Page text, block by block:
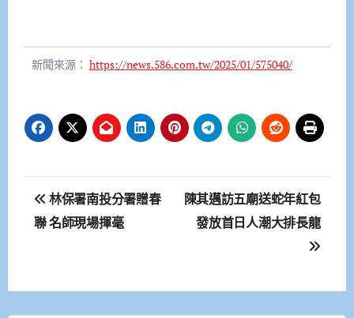
新聞來源： https://news.586.com.tw/2025/01/575040/
文
章
覽
林保署南投分署贈春
聯 名師現場揮毫
陳其邁訪五廟送蛇年紅包
發放首日人潮大排長龍